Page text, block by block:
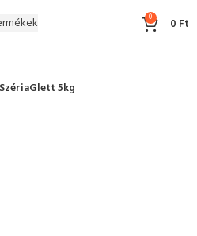
0 0 Ft
SzériaGlett 5kg